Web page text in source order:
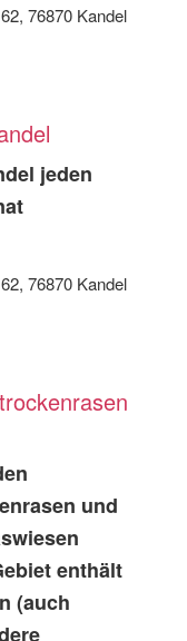
76870 Kandel
jeden
76870 Kandel
und
enthält
(auch